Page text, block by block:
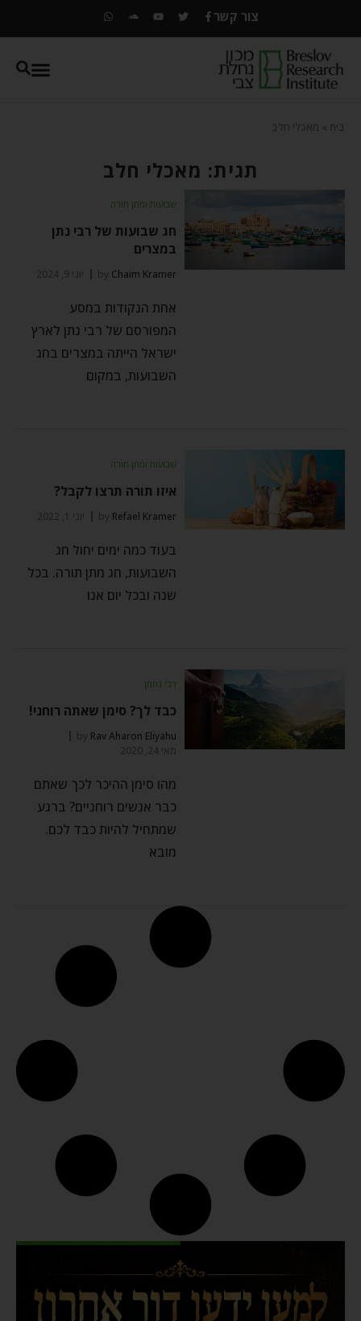
צור קשר
בית מאכלי חלב
תגית: מאכלי חלב
שבועות ומתן תורה
חג שבועות של רבי נתן
במצרים
by Chaim Kramer יוני 9, 2024
אחת הנקודות במסע
המפורסם של רבי נתן לארץ
ישראל הייתה במצרים בחג
השבועות, במקום
שבועות ומתן תורה
איזו תורה תרצו לקבל?
by Refael Kramer יוני 1, 2022
בעוד כמה ימים יחול חג
השבועות, חג מתן תורה. בכל
שנה ובכל יום אנו
רבי נחמן
כבד לך? סימן שאתה רוחני!
by Rav Aharon Eliyahu
מאי 24, 2020
מהו סימן ההיכר לכך שאתם
כבר אנשים רוחניים? ברגע
שמתחיל להיות כבד לכם.
מובא